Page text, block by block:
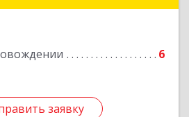
6
заявку
заявку